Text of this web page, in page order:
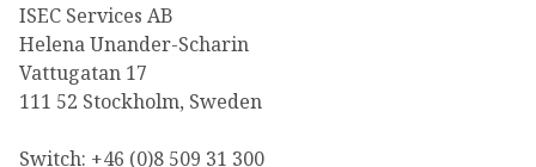
ISEC Services AB
Helena Unander-Scharin
Vattugatan 17
111 52 Stockholm, Sweden
Switch: +46 (0)8 509 31 300